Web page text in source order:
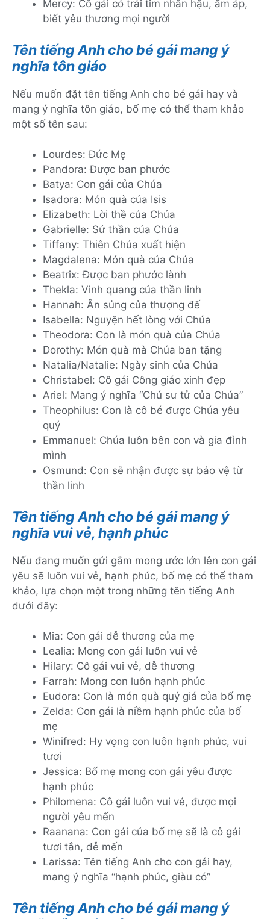
Mercy: Cô gái có trái tim nhân hậu, ấm áp,
biết yêu thương mọi người
Tên tiếng Anh cho bé gái mang ý
nghĩa tôn giáo
Nếu muốn đặt tên tiếng Anh cho bé gái hay và
mang ý nghĩa tôn giáo, bố mẹ có thể tham khảo
một số tên sau:
Lourdes: Đức Mẹ
Pandora: Được ban phước
Batya: Con gái của Chúa
Isadora: Món quà của Isis
Elizabeth: Lời thề của Chúa
Gabrielle: Sứ thần của Chúa
Tiffany: Thiên Chúa xuất hiện
Magdalena: Món quà của Chúa
Beatrix: Được ban phước lành
Thekla: Vinh quang của thần linh
Hannah: Ân sủng của thượng đế
Isabella: Nguyện hết lòng với Chúa
Theodora: Con là món quà của Chúa
Dorothy: Món quà mà Chúa ban tặng
Natalia/Natalie: Ngày sinh của Chúa
Christabel: Cô gái Công giáo xinh đẹp
Ariel: Mang ý nghĩa “Chú sư tử của Chúa”
Theophilus: Con là cô bé được Chúa yêu
quý
Emmanuel: Chúa luôn bên con và gia đình
mình
Osmund: Con sẽ nhận được sự bảo vệ từ
thần linh
Tên tiếng Anh cho bé gái mang ý
nghĩa vui vẻ, hạnh phúc
Nếu đang muốn gửi gắm mong ước lớn lên con gái
yêu sẽ luôn vui vẻ, hạnh phúc, bố mẹ có thể tham
khảo, lựa chọn một trong những tên tiếng Anh
dưới đây:
Mia: Con gái dễ thương của mẹ
Lealia: Mong con gái luôn vui vẻ
Hilary: Cô gái vui vẻ, dễ thương
Farrah: Mong con luôn hạnh phúc
Eudora: Con là món quà quý giá của bố mẹ
Zelda: Con gái là niềm hạnh phúc của bố
mẹ
Winifred: Hy vọng con luôn hạnh phúc, vui
tươi
Jessica: Bố mẹ mong con gái yêu được
hạnh phúc
Philomena: Cô gái luôn vui vẻ, được mọi
người yêu mến
Raanana: Con gái của bố mẹ sẽ là cô gái
tươi tắn, dễ mến
Larissa: Tên tiếng Anh cho con gái hay,
mang ý nghĩa “hạnh phúc, giàu có”
Tên tiếng Anh cho bé gái mang ý